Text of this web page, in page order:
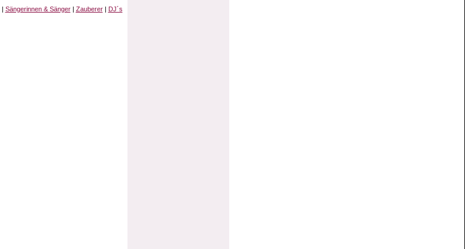
| Sängerinnen & Sänger| Zauberer| DJ´s